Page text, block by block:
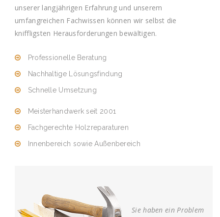
unserer langjährigen Erfahrung und unserem
umfangreichen Fachwissen können wir selbst die
kniffligsten Herausforderungen bewältigen.
Professionelle Beratung
Nachhaltige Lösungsfindung
Schnelle Umsetzung
Meisterhandwerk seit 2001
Fachgerechte Holzreparaturen
Innenbereich sowie Außenbereich
Sie haben ein Problem